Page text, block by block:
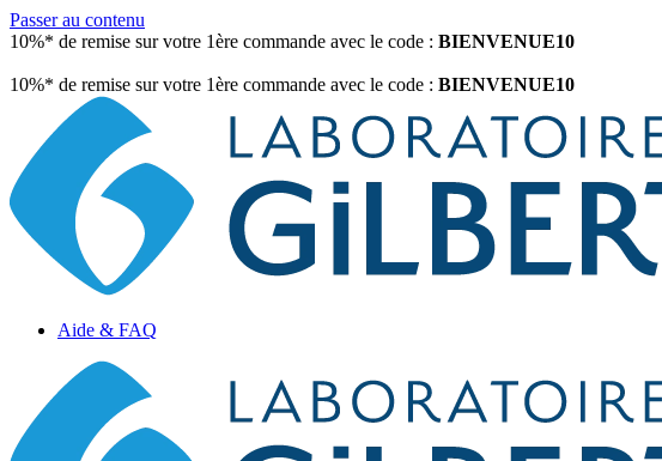
Passer au contenu
10%* de remise sur votre 1ère commande avec le code : BIENVENUE10
10%* de remise sur votre 1ère commande avec le code : BIENVENUE10
Aide & FAQ